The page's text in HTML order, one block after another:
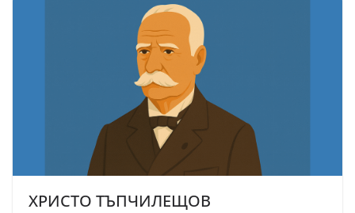
ХРИСТО ТЪПЧИЛЕЩОВ